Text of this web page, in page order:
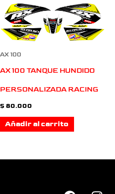
AX 100
AX 100 TANQUE HUNDIDO
PERSONALIZADA RACING
$ 80.000
Añadir al carrito